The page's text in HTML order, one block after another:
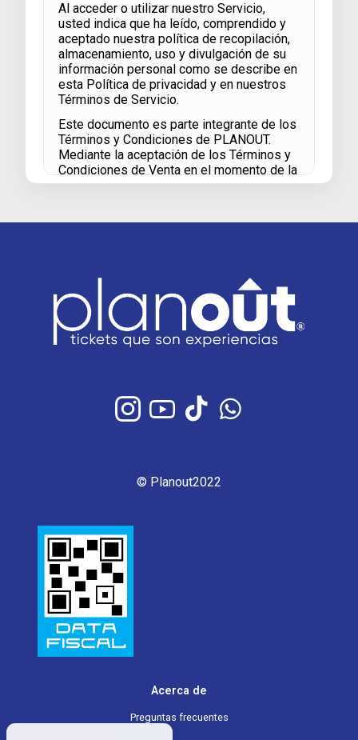
Al acceder o utilizar nuestro Servicio,
usted indica que ha leído, comprendido y
aceptado nuestra política de recopilación,
almacenamiento, uso y divulgación de su
información personal como se describe en
esta Política de privacidad y en nuestros
Términos de Servicio.
Este documento es parte integrante de los
Términos y Condiciones de PLANOUT.
Mediante la aceptación de los Términos y
Condiciones de Venta en el momento de la
registración el usuario acepta las políticas
plataforma, se registra en nuestro sitio,
realiza un pedido, se suscribe a nuestro
boletín, responde a una encuesta o
completa un formulario.
Correos electrónicos
Tipo y Número de Documento
¿CÓMO USAMOS LA INFORMACIÓN QUE
RECOPILAMOS
La información recopilada podrá ser
utilizada de una o más de las formas
indicadas a continuación:
información nos ayuda a responder
Para mejorar nuestra plataforma (nos
© Planout2022
Acerca de
Preguntas frecuentes